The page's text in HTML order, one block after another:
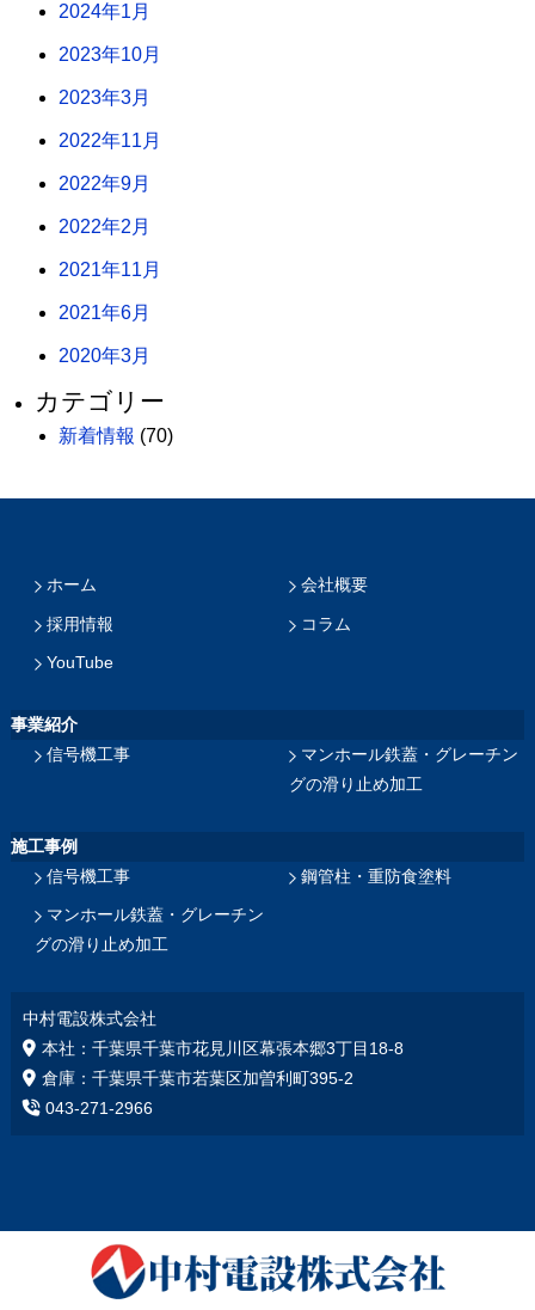
2024年1月
2023年10月
2023年3月
2022年11月
2022年9月
2022年2月
2021年11月
2021年6月
2020年3月
カテゴリー
新着情報 (70)
ホーム 会社概要
採用情報 コラム
YouTube
事業紹介
信号機工事
マンホール鉄蓋・グレーチン
グの滑り止め加工
施工事例
信号機工事
鋼管柱・重防食塗料
マンホール鉄蓋・グレーチン
グの滑り止め加工
中村電設株式会社
本社：千葉県千葉市花見川区幕張本郷3丁目18‐8
倉庫：千葉県千葉市若葉区加曽利町395-2
043-271-2966